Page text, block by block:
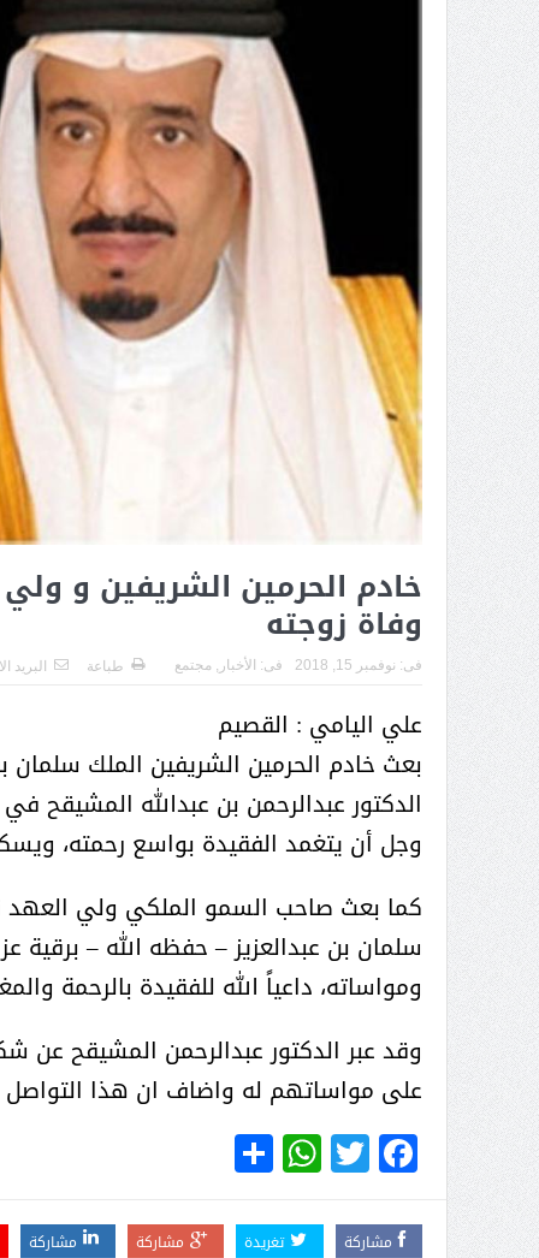
خادم الحرمين الشريفين و
وفاة زوجته
فى: نوفمبر 15, 2018 فى: الأخبار ,مجتمع طباعة البريد
علي اليامي : القصيم
بعث خادم الحرمين الشريفين الملك سلمان
الدكتور عبدالرحمن بن عبدالله المشيقح
وجل أن يتغمد الفقيدة بواسع رحمته،
كما بعث صاحب السمو الملكي ولي العهد
سلمان بن عبدالعزيز – حفظه الله – برقية
ومواساته، داعياً الله للفقيدة بالرحمة
وقد عبر الدكتور عبدالرحمن المشيقح عن
على مواساتهم له واضاف ان هذا
Facebook
Twitter
WhatsApp
مشاركة تغريدة مشاركة مشاركة
( محمد عوضه البريدي) .. رجل أعمال
بمواصفات إنسانية نادرة
الاميره نجود بنت هذلول بن
عبدالعزيز ال سعود المشرف العام
على ملف دعم وتطوير وتمكين
الباعة الجائلين هيئة الصحفيين
السعوديين فرع نجران ينظم ورشة
عمل ( الإعلام والتنمية ):
الثقافة في واحة الإبداع